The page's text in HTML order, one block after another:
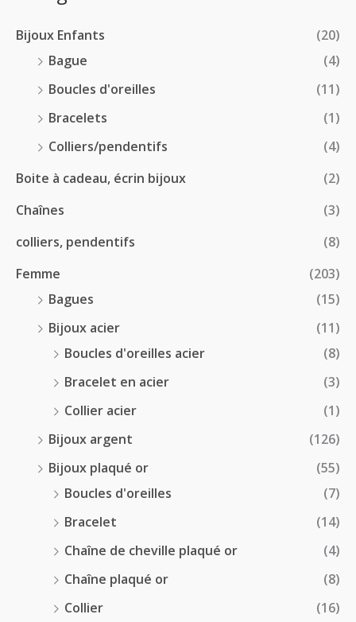
.0
Bijoux Enfants
(20)
Bague
(4)
Boucles d'oreilles
(11)
Bracelets
(1)
Colliers/pendentifs
(4)
Boite à cadeau, écrin bijoux
(2)
Chaînes
(3)
colliers, pendentifs
(8)
Femme
(203)
Bagues
(15)
Bijoux acier
(11)
Boucles d'oreilles acier
(8)
Bracelet en acier
(3)
Collier acier
(1)
Bijoux argent
(126)
Bijoux plaqué or
(55)
Boucles d'oreilles
(7)
Bracelet
(14)
Chaîne de cheville plaqué or
(4)
Chaîne plaqué or
(8)
Collier
(16)